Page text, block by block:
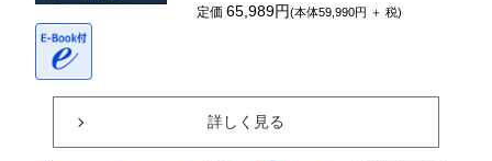
定価65,989円(本体59,990円 ＋ 税)
詳しく見る